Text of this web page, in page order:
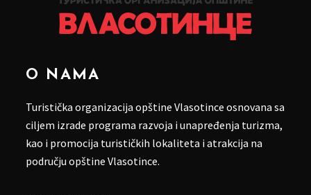
O NAMA
Turistička organizacija opštine Vlasotince osnovana sa
ciljem izrade programa razvoja i unapređenja turizma,
kao i promocija turističkih lokaliteta i atrakcija na
području opštine Vlasotince.